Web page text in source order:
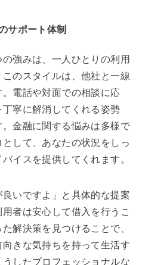
サポート体制
強みは、一人ひとりの利用
のスタイルは、他社と一線
電話や対面での相談に応
寧に解消してくれる姿勢
金融に関する悩みは多様で
して、あなたの状況をしっ
イスを提供してくれます。
いですよ」と具体的な提案
者は安心して借入を行うこ
解決策を見つけることで、
きな気持ちを持って生活す
したプロフェッショナルな